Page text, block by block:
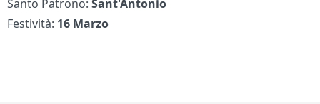
Santo Patrono:Sant'Antonio
Festività: 16 Marzo